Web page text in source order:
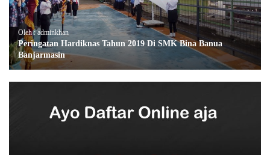
Oleh : adminkhan
Peringatan Hardiknas Tahun 2019 Di SMK Bina Banua
Banjarmasin